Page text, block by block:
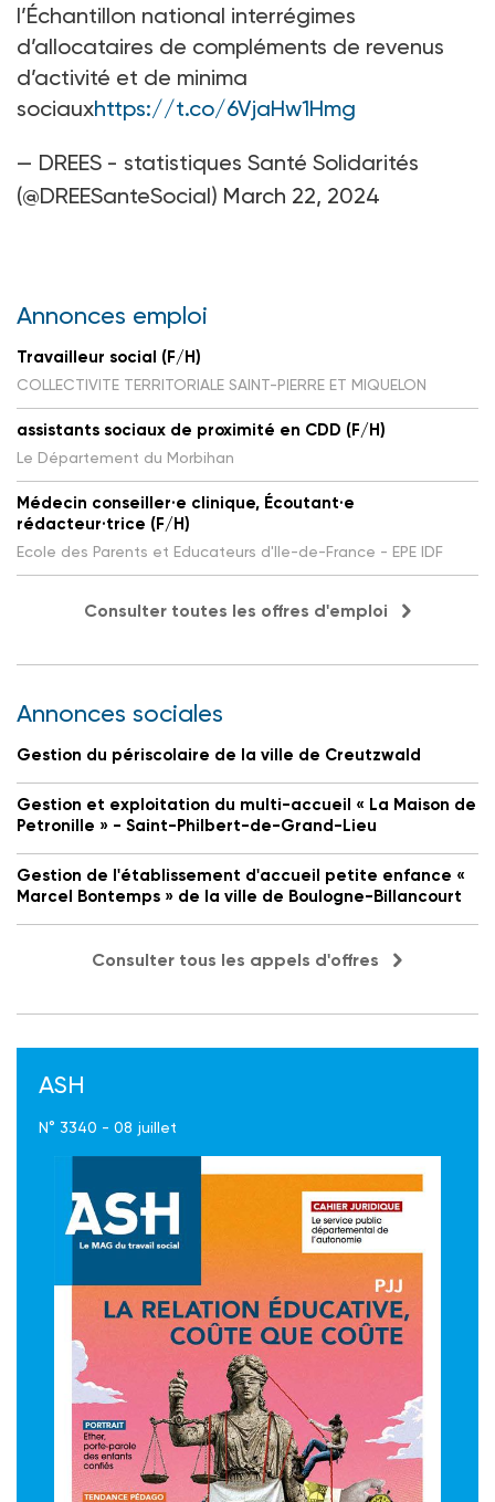
l’Échantillon national interrégimes
d’allocataires de compléments de revenus
d’activité et de minima
sociauxhttps://t.co/6VjaHw1Hmg
— DREES - statistiques Santé Solidarités
(@DREESanteSocial) March 22, 2024
Annonces emploi
Travailleur social (F/H)
COLLECTIVITE TERRITORIALE SAINT-PIERRE ET MIQUELON
assistants sociaux de proximité en CDD (F/H)
Le Département du Morbihan
Médecin conseiller·e clinique, Écoutant·e
rédacteur·trice (F/H)
Ecole des Parents et Educateurs d'Ile-de-France - EPE IDF
Consulter toutes les offres d'emploi
Annonces sociales
Gestion du périscolaire de la ville de Creutzwald
Gestion et exploitation du multi-accueil « La Maison de
Petronille » - Saint-Philbert-de-Grand-Lieu
Gestion de l'établissement d'accueil petite enfance «
Marcel Bontemps » de la ville de Boulogne-Billancourt
Consulter tous les appels d'offres
ASH
N° 3340 - 08 juillet